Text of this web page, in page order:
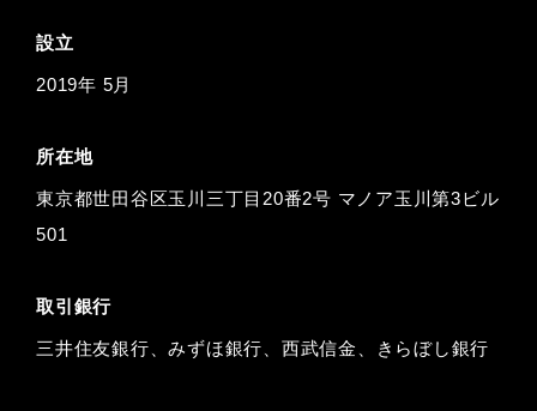
設立
2019年 5月
所在地
東京都世田谷区玉川三丁目20番2号 マノア玉川第3ビル
501
取引銀行
三井住友銀行、みずほ銀行、西武信金、きらぼし銀行